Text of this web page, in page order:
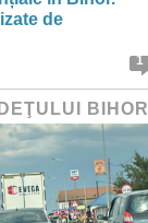
de
1
BIHOR